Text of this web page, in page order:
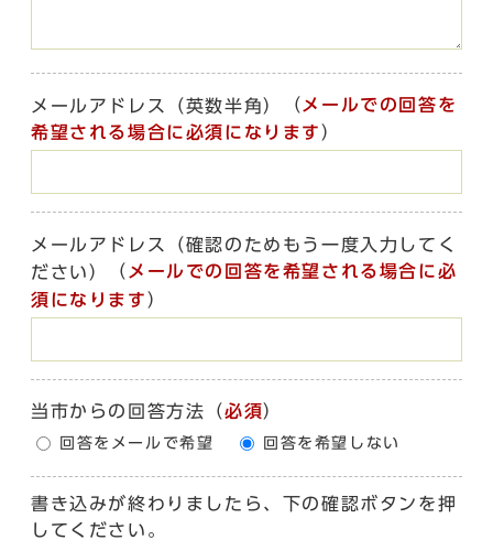
メールアドレス（英数半角） （ メールでの回答を
希望される場合に必須になります ）
メールアドレス（確認のためもう一度入力してく
ださい）
（ メールでの回答を希望される場合に必
須になります ）
当市からの回答方法 （必須）
回答をメールで希望 回答を希望しない
書き込みが終わりましたら、下の確認ボタンを押
してください。